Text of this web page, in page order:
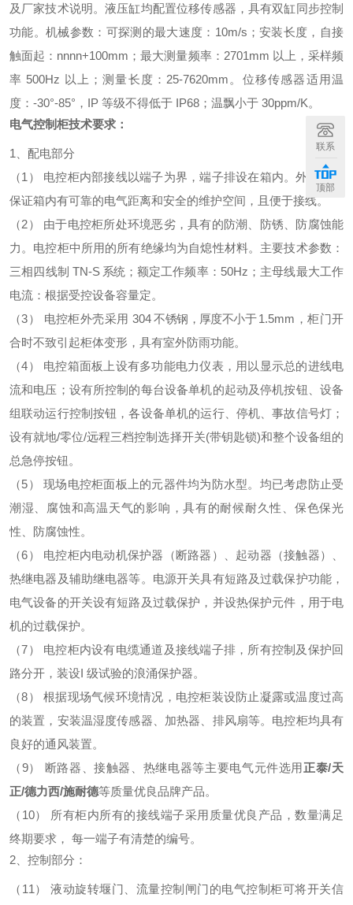
及厂家技术说明。液压缸均配置位移传感器，具有双缸同步控制
功能。机械参数：可探测的最大速度：10m/s；安装长度，自接
触面起：nnnn+100mm；最大测量频率：2701mm 以上，采样频
率 500Hz 以上；测量长度：25-7620mm。位移传感器适用温
度：-30°-85°，IP 等级不得低于 IP68；温飘小于 30ppm/K。
电气控制柜技术要求：
1、 配电部分
（1） 电控柜内部接线以端子为界，端子排设在箱内。外形尺寸
保证箱内有可靠的电气距离和安全的维护空间，且便于接线。
（2） 由于电控柜所处环境恶劣，具有的防潮、防锈、防腐蚀能
力。电控柜中所用的所有绝缘均为自熄性材料。 主要技术参数：
三相四线制 TN-S 系统；额定工作频率：50Hz ；主母线最大工作
电流：根据受控设备容量定。
（3） 电控柜外壳采用 304不锈钢，厚度不小于1.5mm，柜门开
合时不致引起柜体变形 ， 具有室外防雨功能。
（4） 电控箱面板上设有多功能电力仪表，用以显示总的进线电
流和电压；设有所控制的每台设备单机的起动及停机按钮、设备
组联动运行控制按钮，各设备单机的运行、停机、事故信号灯；
设有就地/零位/远程三档控制选择开关(带钥匙锁)和整个设备组的
总急停按钮。
（5） 现场电控柜面板上的元器件均为防水型。均已考虑防止受
潮湿、腐蚀和高温天气的影响，具有的耐候耐久性、保色保光
性、防腐蚀性。
（6） 电控柜内电动机保护器（断路器）、起动器（接触器）、
热继电器及辅助继电器等。电源开关具有短路及过载保护功能，
电气设备的开关设有短路及过载保护，并设热保护元件，用于电
机的过载保护。
（7） 电控柜内设有电缆通道及接线端子排，所有控制及保护回
路分开，装设I 级试验的浪涌保护器。
（8） 根据现场气候环境情况，电控柜装设防止凝露或温度过高
的装置，安装温湿度传感器、加热器、排风扇等。电控柜均具有
良好的通风装置。
（9） 断路器、接触器、热继电器等主要电气元件选用 正泰/天
正/德力西/施耐德等质量优良品牌产品。
（10）
所有柜内所有的接线端子采用质量优良产品，数量满足
终期要求， 每一端子有清楚的编号。
2、控制部分：
（11）液动旋转堰门、流量控制闸门的电气控制柜可将开关信
联系
顶部